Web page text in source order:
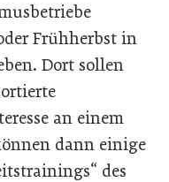
Frühherbst in
Dort sollen
an einem
dann einige
des